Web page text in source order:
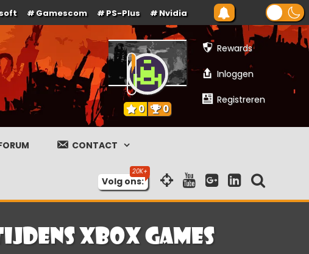
Gamescom PS-Plus Nvidia
Rewards
Inloggen
Registreren
0 0
CONTACT
Volg ons:
XBOX Games